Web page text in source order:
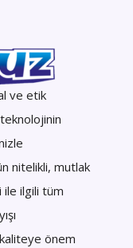
ve etik
nitelikli, mutlak
ilgili tüm
önem